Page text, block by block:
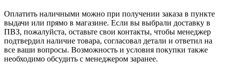
Оплатить наличными можно при получении заказа в пункте
выдачи или прямо в магазине. Если вы выбрали доставку в
ПВЗ, пожалуйста, оставьте свои контакты, чтобы менеджер
подтвердил наличие товара, согласовал детали и ответил на
все ваши вопросы. Возможность и условия покупки также
необходимо обсудить с менеджером заранее.